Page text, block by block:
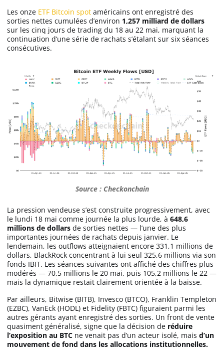
Ripple (XRP)
Dogecoin (DOGE)
Binance Coin (BNB)
Trading
C’est quoi ?
Apprendre
Indicateurs techniques
Investir
Meilleures plateformes
Meilleurs wallets
Les onze ETF Bitcoin spot américains ont enregistré des
sorties nettes cumulées d’environ 1,257 milliard de dollars
sur les cinq jours de trading du 18 au 22 mai, marquant la
continuation d’une série de rachats s’étalant sur six séances
consécutives.
Source : Checkonchain
La pression vendeuse s’est construite progressivement, avec
le lundi 18 mai comme journée la plus lourde, à 648,6
millions de dollars de sorties nettes — l’une des plus
importantes journées de rachats depuis janvier. Le
lendemain, les outflows atteignaient encore 331,1 millions de
dollars, BlackRock concentrant à lui seul 325,6 millions via son
fonds IBIT. Les séances suivantes ont affiché des chiffres plus
modérés — 70,5 millions le 20 mai, puis 105,2 millions le 22 —
mais la dynamique restait clairement orientée à la baisse.
Par ailleurs, Bitwise (BITB), Invesco (BTCO), Franklin Templeton
(EZBC), VanEck (HODL) et Fidelity (FBTC) figuraient parmi les
autres gérants ayant enregistré des sorties. Un front de vente
quasiment généralisé, signe que la décision de réduire
l’exposition au BTC ne venait pas d’un acteur isolé, mais d’un
mouvement de fond dans les allocations institutionnelles.